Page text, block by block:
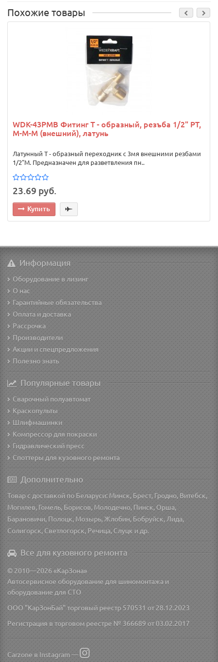
Похожие товары
WDK-43PMB Фитинг T - образный, резъба 1/2" PT,
M-M-M (внешний), латунь
Латунный Т - образный переходник с 3мя внешними резбами
1/2"М. Предназначен для разветвления пн..
23.69 руб.
Купить
Информация
Оборудование в лизинг
О нас
Гарантийные обязательства
Оплата и доставка
Рассрочка
Производители
Акции и спецпредложения
Полезно знать
Популярные товары
Сварочный полуавтомат
Краскопульты
Шлифмашинки
Компрессор для покраски
Гидравлический пресс
Споттеры для кузовного ремонта
Дополнительно
Товар с доставкой по Беларуси: Минск, Брест, Гродно, Витебск,
Могилев, Гомель, Борисов, Молодечно, Пинск, Орша,
Барановичи, Полоцк, Мозырь, Жлобин, Бобруйск, Лида,
Солигорск, Светлогорск, Речица, Слуцк и др.
Все для кузовного ремонта
© 2010—2026 «КарЗона»
Автосервисное оборудование для шиномонтажа и
оборудование для СТО
ООО "КарЗонБай" торговый реестр 570531 от 28.12.2023
Регистрация в торговом реестре № 366689 от 03.02.2017
Carzone в Instagram —